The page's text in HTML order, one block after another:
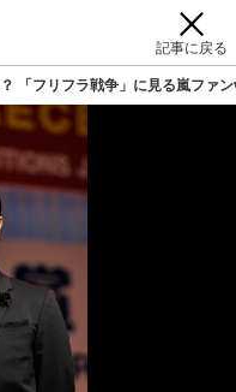
記事に戻る
「フリフラ戦争」に見る嵐ファ